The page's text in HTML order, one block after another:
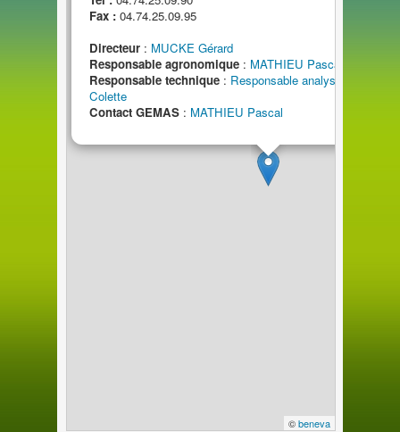
Fax : 04.74.25.09.95
Directeur : MUCKE Gérard
Responsable agronomique : MATHIEU Pascal
Responsable technique : Responsable analyses
Colette
Contact GEMAS : MATHIEU Pascal
©beneva